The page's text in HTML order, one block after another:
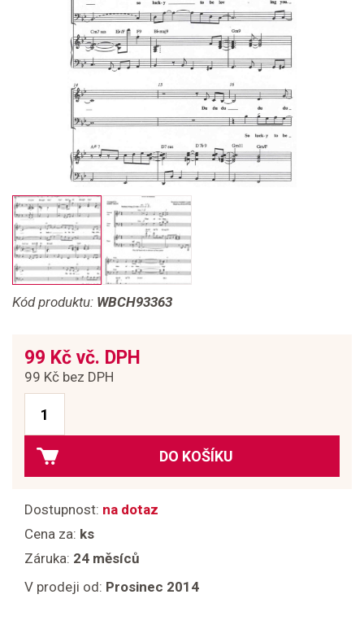
Kód produktu: WBCH93363
99 Kč vč. DPH
99 Kč bez DPH
DO KOŠÍKU
Dostupnost: na dotaz
Cena za: ks
Záruka: 24 měsíců
V prodeji od: Prosinec 2014